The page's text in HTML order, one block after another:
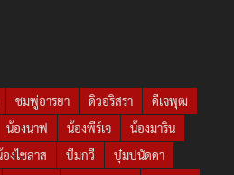
ชมพู่อารยา ดิวอริสรา
ดีเจพุฒ
น้องนาฟ น้องพีร์เจ
น้องมาริน
งไซลาส บีมกวี
บุ๋มปนัดดา